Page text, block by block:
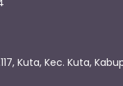
Kuta, Kec. Kuta,